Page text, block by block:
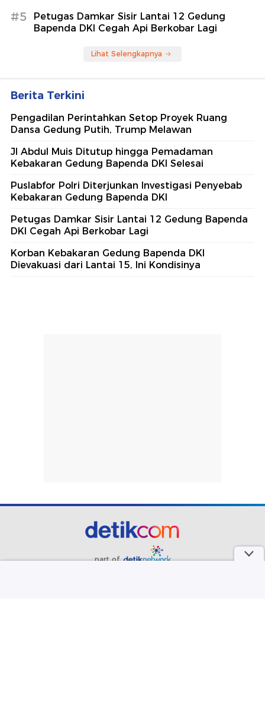
#5
Petugas Damkar Sisir Lantai 12 Gedung
Bapenda DKI Cegah Api Berkobar Lagi
Lihat Selengkapnya
Berita Terkini
Pengadilan Perintahkan Setop Proyek Ruang
Dansa Gedung Putih, Trump Melawan
Jl Abdul Muis Ditutup hingga Pemadaman
Kebakaran Gedung Bapenda DKI Selesai
Puslabfor Polri Diterjunkan Investigasi Penyebab
Kebakaran Gedung Bapenda DKI
Petugas Damkar Sisir Lantai 12 Gedung Bapenda
DKI Cegah Api Berkobar Lagi
Korban Kebakaran Gedung Bapenda DKI
Dievakuasi dari Lantai 15, Ini Kondisinya
part of